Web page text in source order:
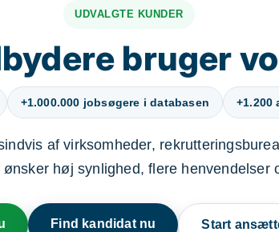
UDVALGTE KUNDER
bruger
+1.000.000 jobsøgere i databasen
af virksomheder,
høj synlighed, flere henvendelser
Find kandidat nu Start